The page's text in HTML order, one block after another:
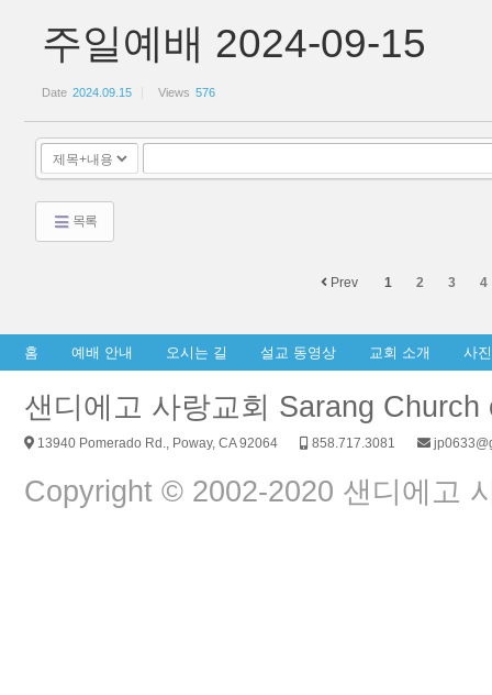
주일예배 2024-09-15
Date 2024.09.15 Views 576
목록
Prev 1 2 3 4
홈 예배 안내 오시는 길 설교 동영상 교회 소개 사
샌디에고 사랑교회 Sarang Church
13940 Pomerado Rd., Poway, CA 92064 858.717.3081
Copyright © 2002-2020 샌디에고